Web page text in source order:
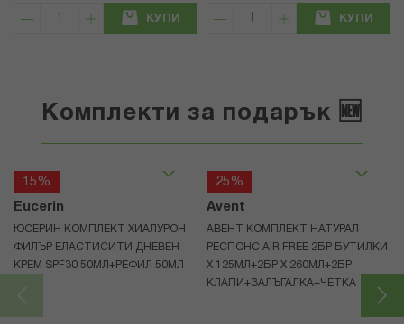
КУПИ КУПИ
Комплекти за подарък 🆕
15%
Eucerin
ЮСЕРИН КОМПЛЕКТ ХИАЛУРОН
ФИЛЪР ЕЛАСТИСИТИ ДНЕВЕН
КРЕМ SPF30 50МЛ+РЕФИЛ 50МЛ
25%
Avent
АВЕНТ КОМПЛЕКТ НАТУРАЛ
РЕСПОНС AIR FREE 2БР БУТИЛКИ
Х 125МЛ+2БР Х 260МЛ+2БР
КЛАПИ+ЗАЛЪГАЛКА+ЧЕТКА